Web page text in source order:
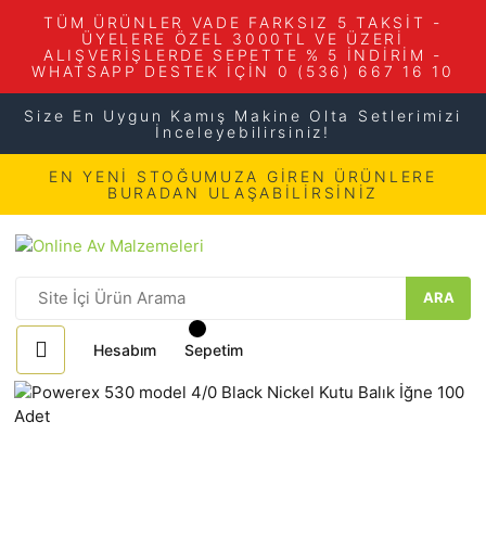
TÜM ÜRÜNLER VADE FARKSIZ 5 TAKSİT -
ÜYELERE ÖZEL 3000TL VE ÜZERİ
ALIŞVERİŞLERDE SEPETTE % 5 İNDİRİM -
WHATSAPP DESTEK İÇİN 0 (536) 667 16 10
Size En Uygun Kamış Makine Olta Setlerimizi
İnceleyebilirsiniz!
EN YENİ STOĞUMUZA GİREN ÜRÜNLERE
BURADAN ULAŞABİLİRSİNİZ
ARA
Hesabım Sepetim